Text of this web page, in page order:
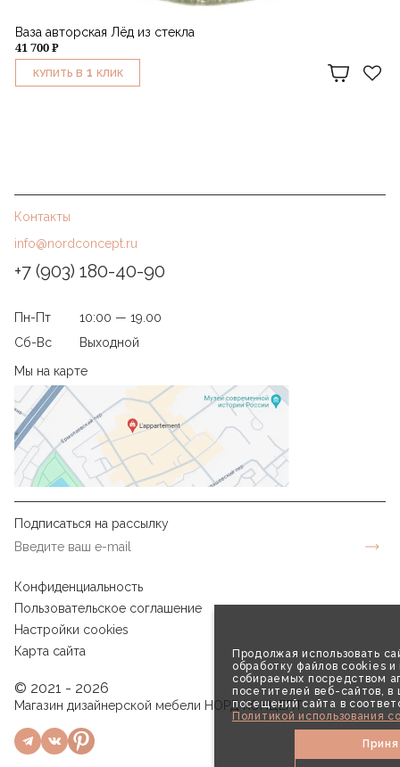
Продолжая использовать
обработку файлов cookies и
собираемых посредством
посетителей веб-сайтов, в
посещений сайта в
Политикой использования
Ваза авторская Лёд из стекла
41 700 ₽
КУПИТЬ В 1 КЛИК
Контакты
info@nordconcept.ru
+7 (903) 180-40-90
Пн-Пт
10:00 — 19.00
Сб-Вс
Выходной
Мы на карте
Подписаться на рассылку
Конфиденциальность
Пользовательское соглашение
Настройки cookies
Карта сайта
© 2021 - 2026
Магазин дизайнерской мебели НОРД КОНЦЕПТ